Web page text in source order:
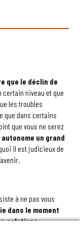
que le déclin de
niveau et que
les troubles
que dans certains
que vous ne serez
un grand
il est judicieux de
à ne pas vous
dans le moment
solutions